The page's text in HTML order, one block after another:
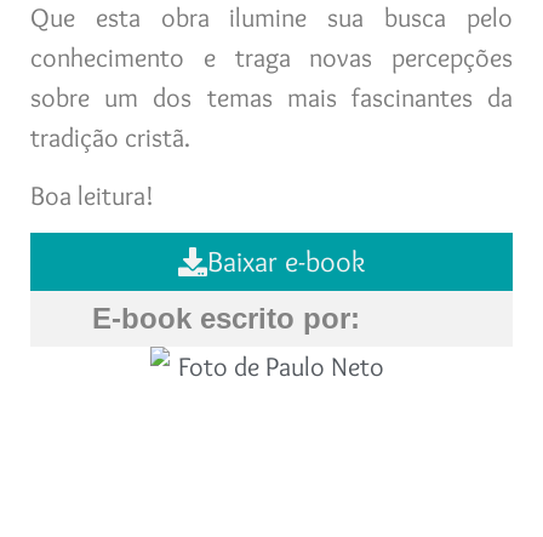
Que esta obra ilumine sua busca pelo
conhecimento e traga novas percepções
sobre um dos temas mais fascinantes da
tradição cristã.
Boa leitura!
Baixar e-book
E-book escrito por: